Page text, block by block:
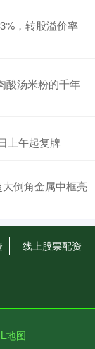
，转股溢价率
酸汤米粉的千年
上午起复牌
倒角金属中框亮
线上股票配资
地图